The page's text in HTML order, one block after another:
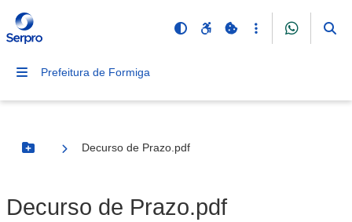
Prefeitura de Formiga
Botão Menu
Decurso de Prazo.pdf
Decurso de Prazo.pdf